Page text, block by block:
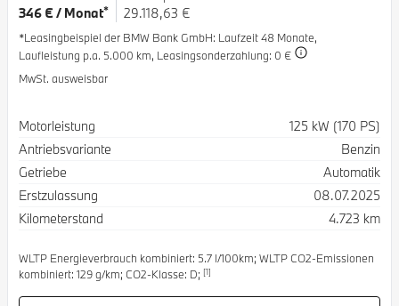
346 € / Monat* 29.118,63 €
*Leasingbeispiel der BMW Bank GmbH: Laufzeit 48 Monate,
Laufleistung p.a. 5.000 km, Leasingsonderzahlung: 0 €
MwSt. ausweisbar
Spezifikation
Motorleistung
125 kW (170 PS)
Antriebsvariante
Benzin
Getriebe
Automatik
Erstzulassung
08.07.2025
Kilometerstand
4.723 km
WLTP Energieverbrauch kombiniert: 5.7 l/100km; WLTP CO2-Emissionen
kombiniert: 129 g/km; CO2-Klasse: D; [1]